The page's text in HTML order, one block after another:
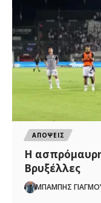
ΑΠΟΨΕΙΣ
Η
Βρυξέλλες
ΜΠΑΜΠΗΣ